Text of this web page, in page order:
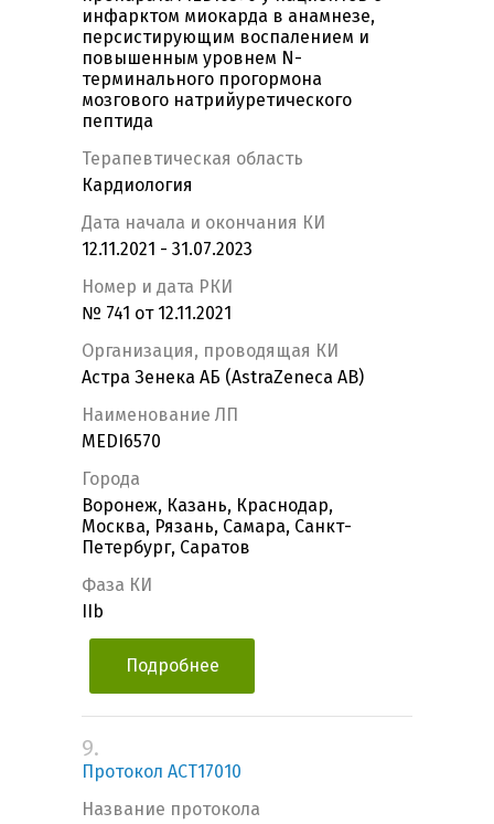
инфарктом миокарда в анамнезе,
персистирующим воспалением и
повышенным уровнем N-
терминального прогормона
мозгового натрийуретического
пептида
Терапевтическая область
Кардиология
Дата начала и окончания КИ
12.11.2021 - 31.07.2023
Номер и дата РКИ
№ 741 от 12.11.2021
Организация, проводящая КИ
Астра Зенека АБ (AstraZeneca AB)
Наименование ЛП
MEDI6570
Города
Воронеж, Казань, Краснодар,
Москва, Рязань, Самара, Санкт-
Петербург, Саратов
Фаза КИ
IIb
Подробнее
9.
Протокол ACT17010
Название протокола